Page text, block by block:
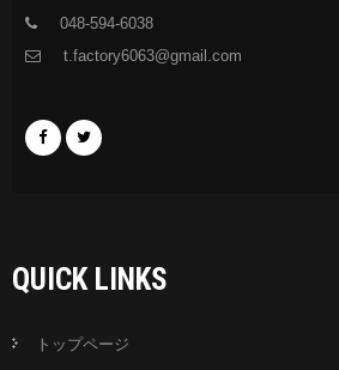
048-594-6038
t.factory6063@gmail.com
QUICK LINKS
トップページ